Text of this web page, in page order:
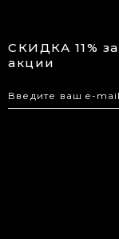
СКИДКА 11%
акции